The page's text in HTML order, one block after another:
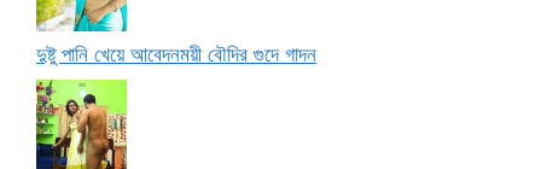
দুষ্টু পানি খেয়ে আবেদনময়ী বৌদির গুদে গাদন